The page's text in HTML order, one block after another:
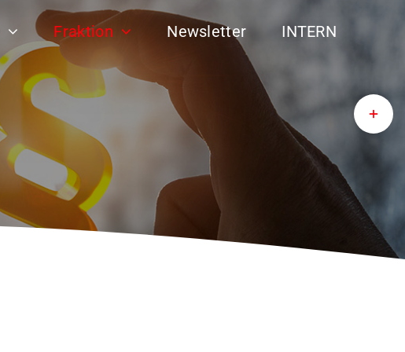
Fraktion Newsletter INTERN
Toggle
Sliding